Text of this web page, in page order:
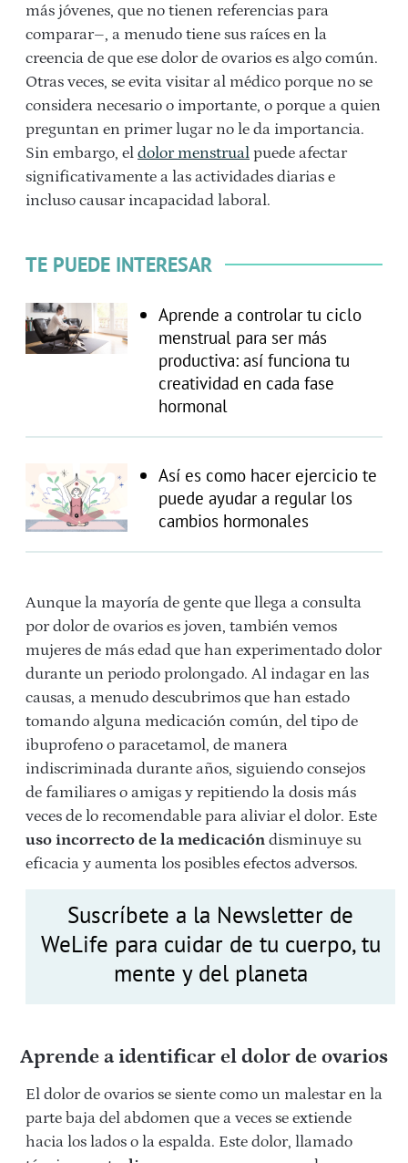
más jóvenes, que no tienen referencias para
comparar–, a menudo tiene sus raíces en la
creencia de que ese dolor de ovarios es algo común.
Otras veces, se evita visitar al médico porque no se
considera necesario o importante, o porque a quien
preguntan en primer lugar no le da importancia.
Sin embargo, el dolor menstrual puede afectar
significativamente a las actividades diarias e
incluso causar incapacidad laboral.
TE PUEDE INTERESAR
Aprende a controlar tu ciclo
menstrual para ser más
productiva: así funciona tu
creatividad en cada fase
hormonal
Así es como hacer ejercicio te
puede ayudar a regular los
cambios hormonales
Aunque la mayoría de gente que llega a consulta
por dolor de ovarios es joven, también vemos
mujeres de más edad que han experimentado dolor
durante un periodo prolongado. Al indagar en las
causas, a menudo descubrimos que han estado
tomando alguna medicación común, del tipo de
ibuprofeno o paracetamol, de manera
indiscriminada durante años, siguiendo consejos
de familiares o amigas y repitiendo la dosis más
veces de lo recomendable para aliviar el dolor. Este
uso incorrecto de la medicación disminuye su
eficacia y aumenta los posibles efectos adversos.
Suscríbete a la Newsletter de
WeLife para cuidar de tu cuerpo, tu
mente y del planeta
Aprende a identificar el dolor de ovarios
El dolor de ovarios se siente como un malestar en la
parte baja del abdomen que a veces se extiende
hacia los lados o la espalda. Este dolor, llamado